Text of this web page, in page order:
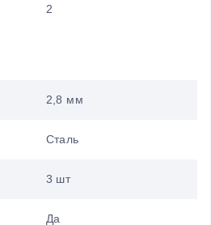
2
2,8 мм
Сталь
3 шт
Да